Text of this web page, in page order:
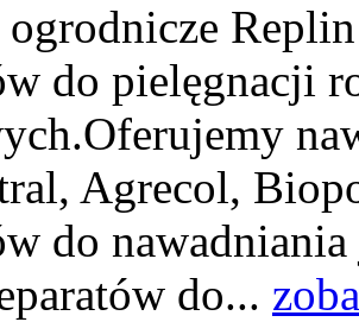
do pielęgnacji
Agrecol,
do
do...